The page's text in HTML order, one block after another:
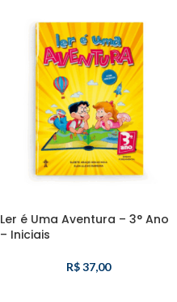
Ler é Uma Aventura – 3° Ano
– Iniciais
R$37,00